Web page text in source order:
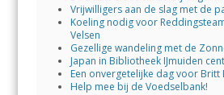
Vrijwilligers aan de slag met de
Koeling nodig voor
Velsen
Gezellige wandeling met de
Japan in Bibliotheek IJmuiden
Een onvergetelijke dag voor Britt
Help mee bij de Voedselbank!